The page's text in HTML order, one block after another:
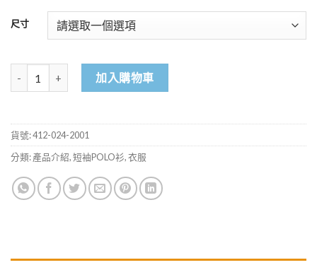
尺寸
女-短POLO-桃粉 數量加入購物車
貨號:412-024-2001
分類:產品介紹,短袖POLO衫,衣服